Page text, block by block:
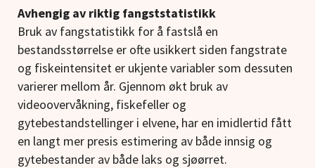
Avhengig av riktig fangststatistikk
Bruk av fangstatistikk for å fastslå en
bestandsstørrelse er ofte usikkert siden fangstrate
og fiskeintensitet er ukjente variabler som dessuten
varierer mellom år. Gjennom økt bruk av
videoovervåkning, fiskefeller og
gytebestandstellinger i elvene, har en imidlertid fått
en langt mer presis estimering av både innsig og
gytebestander av både laks og sjøørret.